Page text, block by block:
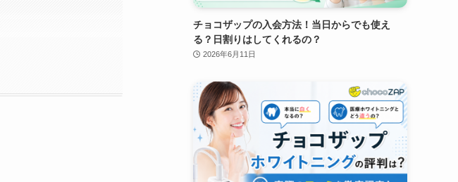
チョコザップの入会方法！当日からでも使え
る？日割りはしてくれるの？
2026年6月11日